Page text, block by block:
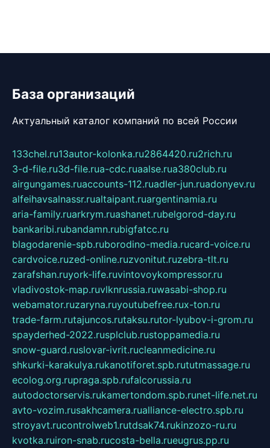
База организаций
Актуальный каталог компаний по всей России
133chel.ru13autor-kolonka.ru2864420.ru2rich.ru
3-d-file.ru3d-file.rua-cdc.ruaalse.rua380club.ru
airgungames.ruaccounts-112.ruadler-jun.ruadonyev.ru
alfeihavsalnassr.rualtaipant.ruargentinamia.ru
aria-family.ruarkrym.ruashanet.rubelgorod-day.ru
bankaribi.rubandamn.rubigfatcc.ru
blagodarenie-spb.ruborodino-media.rucard-voice.ru
cardvoice.ruzed-online.ruzvonitut.ruzebra-tlt.ru
zarafshan.ruyork-life.ruvintovoykompressor.ru
vladivostok-map.ruvlknrussia.ruwasabi-shop.ru
webamator.ruzaryna.ruyoutubefree.rux-ton.ru
trade-farm.rutajuncos.rutaksu.rutor-lyubov-i-grom.ru
spayderhed-2022.rusplclub.rustoppamedia.ru
snow-guard.ruslovar-ivrit.rucleanmedicine.ru
shkurki-karakulya.rukanotiforet.spb.rututmassage.ru
ecolog.org.rupraga.spb.rufalcorussia.ru
autodoctorservis.rukamertondom.spb.runet-life.net.ru
avto-vozim.rusakhcamera.rualliance-electro.spb.ru
stroyavt.rucontrolweb1.rutdsak74.rukinzozo-ru.ru
kvotka.ruiron-snab.rucosta-bella.rueugrus.pp.ru